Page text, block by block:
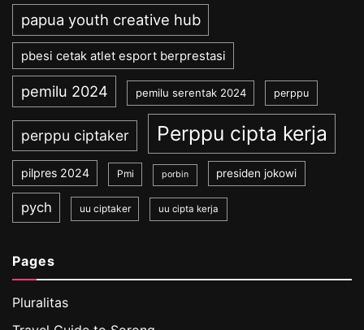
papua youth creative hub
pbesi cetak atlet esport berprestasi
pemilu 2024 pemilu serentak 2024 perppu
perppu ciptaker Perppu cipta kerja
pilpres 2024 Pmi porbin presiden jokowi
pych uu ciptaker uu cipta kerja
Pages
Pluralitas